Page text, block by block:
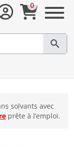
0
solvants avec
prête à l’emploi.